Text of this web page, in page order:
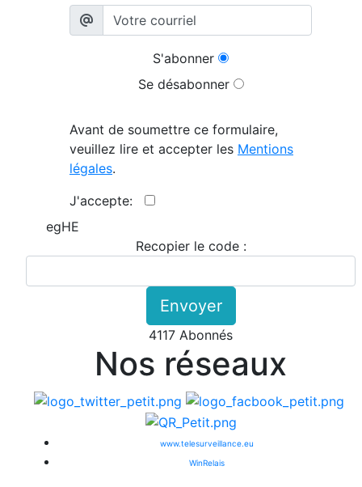
S'abonner
Se désabonner
Avant de soumettre ce formulaire,
veuillez lire et accepter les Mentions
légales.
J'accepte:
egHE
Recopier le code :
Envoyer
4117 Abonnés
Nos réseaux
www.telesurveillance.eu
WinRelais